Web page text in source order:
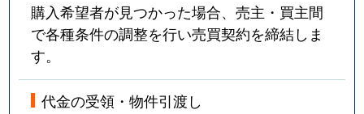
購入希望者が見つかった場合、売主・買主間
で各種条件の調整を行い売買契約を締結しま
す。
代金の受領・物件引渡し